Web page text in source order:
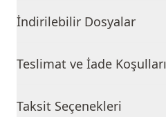
İndirilebilir Dosyalar
Teslimat ve İade Koşulları
Taksit Seçenekleri